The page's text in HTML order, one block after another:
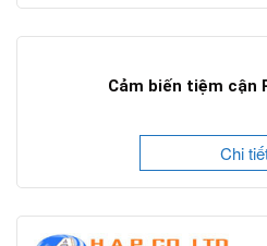
Cảm biến tiệm cận
Chi